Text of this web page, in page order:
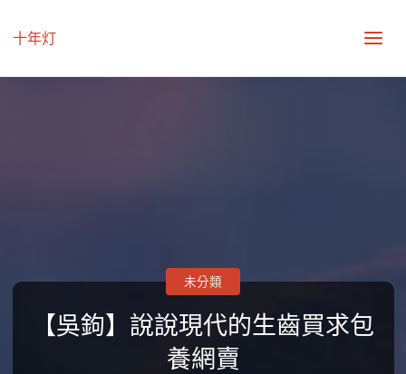
十年灯
【吳鉤】說說現代的生齒買求包
養網賣
未分類